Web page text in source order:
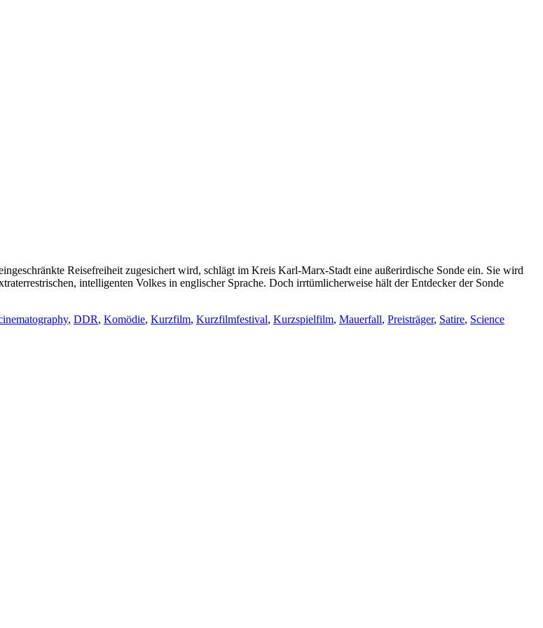
Reisefreiheit zugesichert wird, schlägt im Kreis Karl-Marx-Stadt eine außerirdische Sonde ein. Sie wird
intelligenten Volkes in englischer Sprache. Doch irrtümlicherweise hält der Entdecker der Sonde
, DDR, Komödie, Kurzfilm, Kurzfilmfestival, Kurzspielfilm, Mauerfall, Preisträger, Satire, Science